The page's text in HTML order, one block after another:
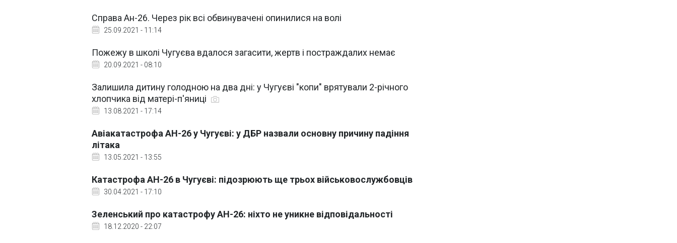
Справа Ан-26. Через рік всі обвинувачені опинилися на волі
25.09.2021 - 11:14
Пожежу в школі Чугуєва вдалося загасити, жертв і постраждалих немає
20.09.2021 - 08:10
Залишила дитину голодною на два дні: у Чугуєві "копи" врятували 2-річного
хлопчика від матері-п'яниці
13.08.2021 - 17:14
Авіакатастрофа АН-26 у Чугуєві: у ДБР назвали основну причину падіння
літака
13.05.2021 - 13:55
Катастрофа АН-26 в Чугуєві: підозрюють ще трьох військовослужбовців
30.04.2021 - 17:10
Зеленський про катастрофу АН-26: ніхто не уникне відповідальності
18.12.2020 - 22:07